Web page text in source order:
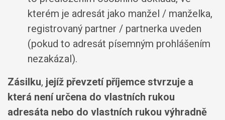
kterém je adresát jako manžel / manželka,
registrovaný partner / partnerka uveden
(pokud to adresát písemným prohlášením
nezakázal).
Zásilku, jejíž převzetí příjemce stvrzuje a
která není určena do vlastních rukou
adresáta nebo do vlastních rukou výhradně